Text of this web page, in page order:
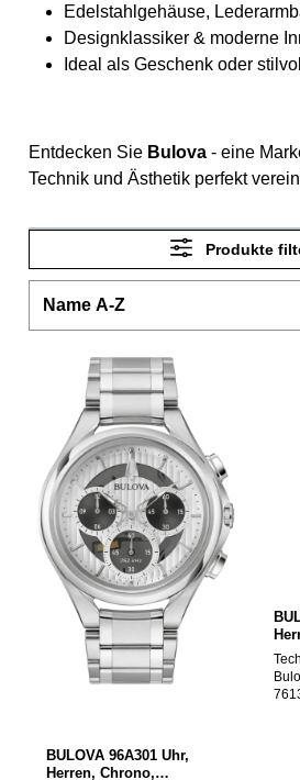
Edelstahlgehäuse,
Designklassiker & moderne
Ideal als Geschenk oder
Entdecken Sie Bulova - eine
Technik und Ästhetik perfekt
Produkte
BULOVA 96A301 Uhr,
Herren, Chrono,